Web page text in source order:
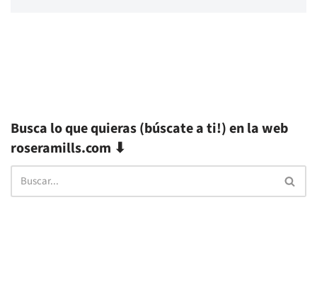
Busca lo que quieras (búscate a ti!) en la web
roseramills.com ⬇